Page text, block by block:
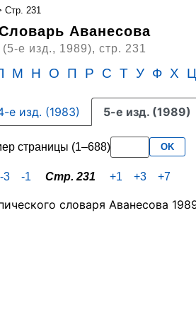
Стр. 231
Аванесова
(5-е изд., 1989), стр. 231
М Н О П Р С Т У Ф Х Ц
е изд. (1983) 5-е изд. (1989)
страницы (1–688) OK
-3 -1 Стр. 231 +1 +3 +7